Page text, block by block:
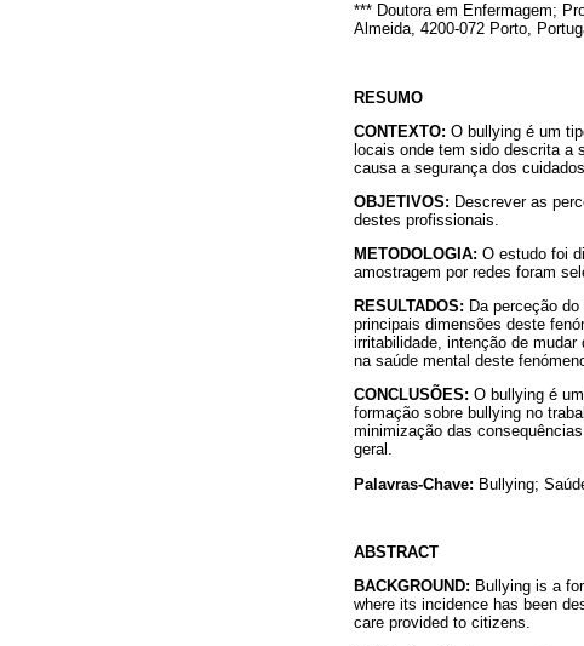
*** Doutora em Enfermagem;
Almeida, 4200-072 Porto,
RESUMO
CONTEXTO: O bullying é um
locais onde tem sido descrita a
causa a segurança dos
OBJETIVOS: Descrever as
destes profissionais.
METODOLOGIA: O estudo foi
amostragem por redes foram
RESULTADOS: Da perceção
principais dimensões deste
irritabilidade, intenção de
na saúde mental deste
CONCLUSÕES: O bullying é
formação sobre bullying no
minimização das
geral.
Palavras-Chave: Bullying;
ABSTRACT
BACKGROUND: Bullying is a
where its incidence has been
care provided to citizens.